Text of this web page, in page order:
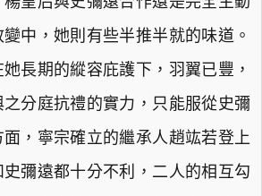
中，她則有些半推半就的味道。
長期的縱容庇護下，羽翼已豐，
分庭抗禮的實力，只能服從史彌
，寧宗確立的繼承人趙竑若登上
彌遠都十分不利，二人的相互勾